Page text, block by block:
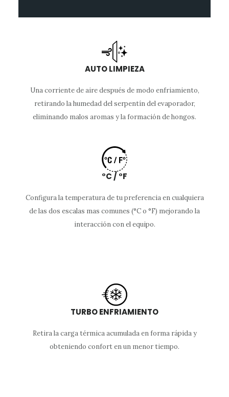
AUTO LIMPIEZA
Una corriente de aire después de modo enfriamiento,
retirando la humedad del serpentín del evaporador,
eliminando malos aromas y la formación de hongos.
°C / °F
Configura la temperatura de tu preferencia en cualquiera
de las dos escalas mas comunes (°C o °F) mejorando la
interacción con el equipo.
TURBO ENFRIAMIENTO
Retira la carga térmica acumulada en forma rápida y
obteniendo confort en un menor tiempo.